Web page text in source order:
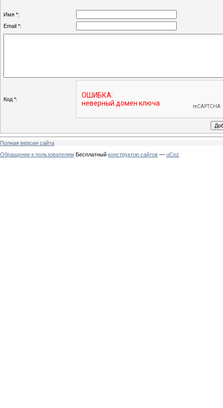
Имя *:
Email *:
Код *:
Полная версия сайта
Обращение к пользователям Бесплатный конструктор сайтов — uCoz